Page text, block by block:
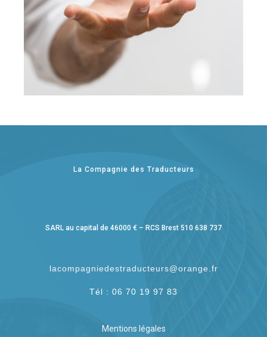
La Compagnie des Traducteurs
SARL au capital de 46000 € – RCS Brest 510 638 737
lacompagniedestraducteurs@orange.fr
Tél : 06 70 19 97 83
Mentions légales